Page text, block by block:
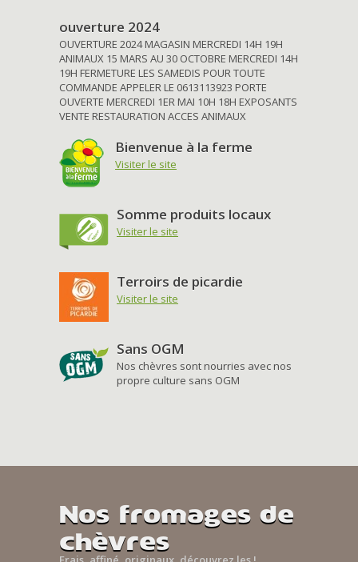
ouverture 2024
OUVERTURE 2024 MAGASIN MERCREDI 14H 19H
ANIMAUX 15 MARS AU 30 OCTOBRE MERCREDI 14H
19H FERMETURE LES SAMEDIS POUR TOUTE
COMMANDE APPELER LE 0613113923 PORTE
OUVERTE MERCREDI 1ER MAI 10H 18H EXPOSANTS
VENTE RESTAURATION ACCES ANIMAUX
Bienvenue à la ferme
Visiter le site
Somme produits locaux
Visiter le site
Terroirs de picardie
Visiter le site
Sans OGM
Nos chèvres sont nourries avec nos
propre culture sans OGM
Nos fromages de
chèvres